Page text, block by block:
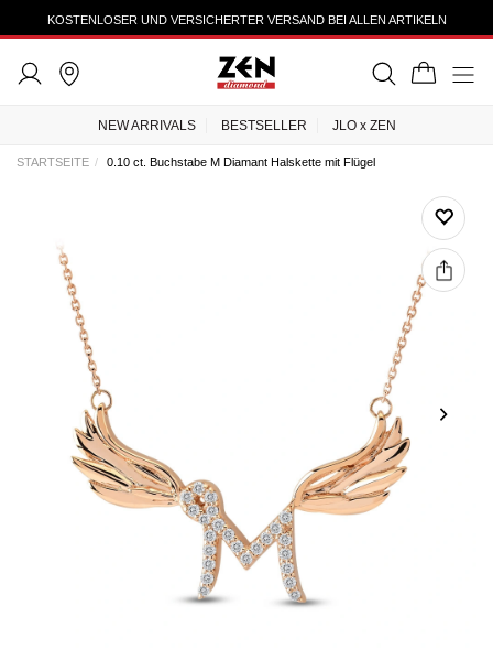
KOSTENLOSER UND VERSICHERTER VERSAND BEI ALLEN ARTIKELN
NEW ARRIVALS BESTSELLER JLO x ZEN
STARTSEITE 0.10 ct. Buchstabe M Diamant Halskette mit Flügel